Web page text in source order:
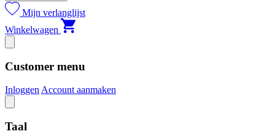
Mijn verlanglijst
Winkelwagen
Customer menu
InloggenAccount aanmaken
Taal